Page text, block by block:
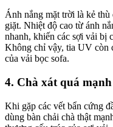
Ánh nắng mặt trời là kẻ
giặt. Nhiệt độ cao từ ánh
nhanh, khiến các sợi vải bị
Không chỉ vậy, tia UV còn
của vải bọc sofa.
4. Chà xát quá
Khi gặp các vết bẩn cứng
dùng bàn chải chà thật